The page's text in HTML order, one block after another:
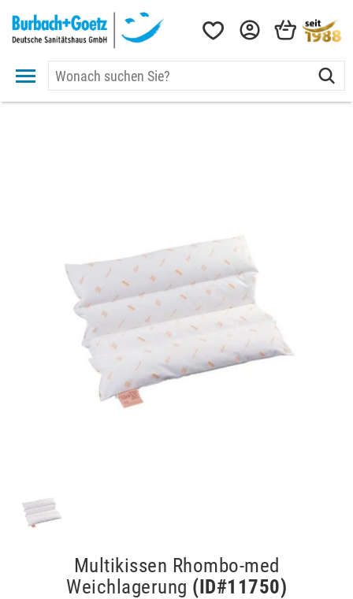
Multikissen Rhombo-med
Weichlagerung (ID#11750)